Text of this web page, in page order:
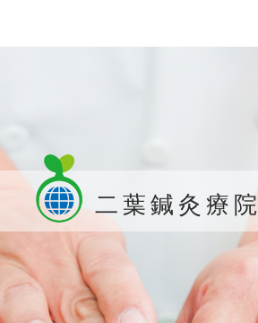
二葉鍼灸療院